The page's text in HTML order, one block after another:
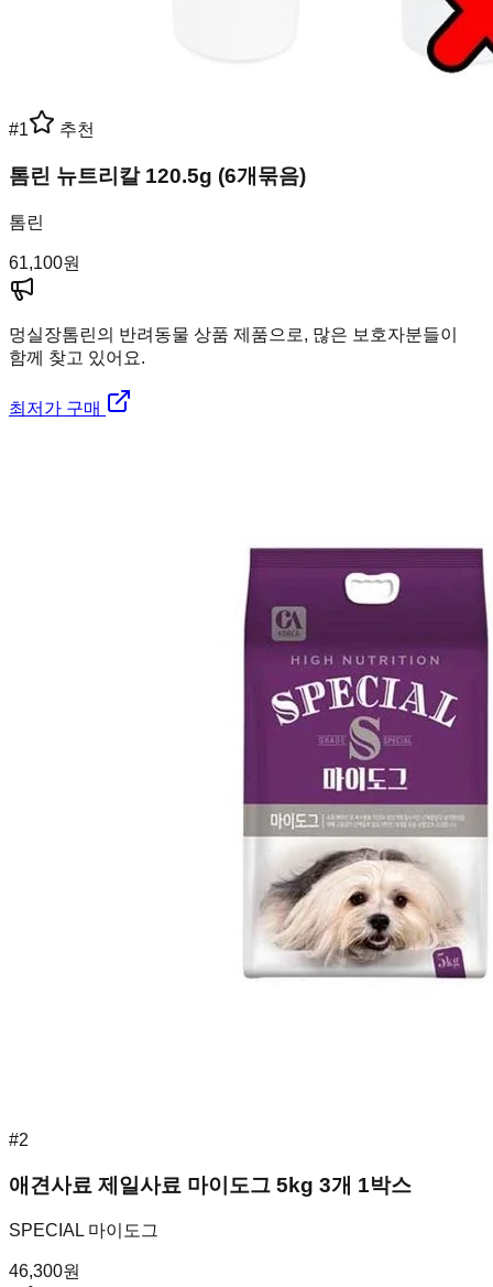
#1 추천
톰린 뉴트리칼 120.5g (6개묶음)
톰린
61,100원
멍실장톰린의 반려동물 상품 제품으로, 많은 보호자분들이
함께 찾고 있어요.
최저가 구매
#2
애견사료 제일사료 마이도그 5kg 3개 1박스
SPECIAL 마이도그
46,300원